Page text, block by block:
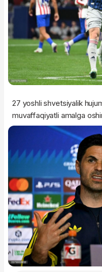
27 yoshli shvetsiyalik
muvaffaqiyatli amalga